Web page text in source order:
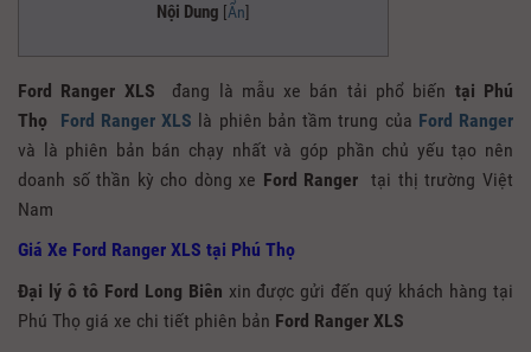
Nội Dung [Ẩn]
Ford Ranger XLS đang là mẫu xe bán tải phổ biến tại Phú
Thọ
Ford Ranger XLS là phiên bản tầm trung của Ford Ranger
và là phiên bản bán chạy nhất và góp phần chủ yếu tạo nên
doanh số thần kỳ cho dòng xe Ford Ranger tại thị trường Việt
Nam
Giá Xe Ford Ranger XLS tại Phú Thọ
Đại lý ô tô Ford Long Biên xin được gửi đến quý khách hàng tại
Phú Thọ giá xe chi tiết phiên bản Ford Ranger XLS